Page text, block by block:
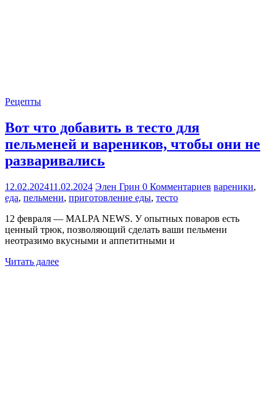
Рецепты
Вот что добавить в тесто для
пельменей и вареников, чтобы они не
разваривались
12.02.202411.02.2024 Элен Грин 0 Комментариев вареники,
еда, пельмени, приготовление еды, тесто
12 февраля — MALPA NEWS. У опытных поваров есть
ценный трюк, позволяющий сделать ваши пельмени
неотразимо вкусными и аппетитными и
Читать далее